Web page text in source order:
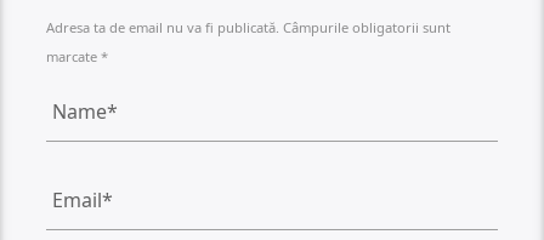
Adresa ta de email nu va fi publicată. Câmpurile obligatorii sunt
marcate *